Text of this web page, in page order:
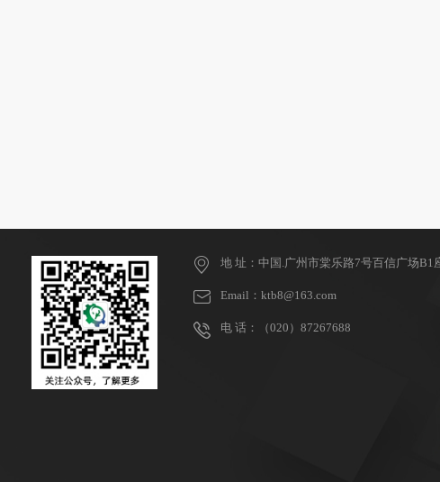
地 址：中国.广州市棠乐路7号百信广场B1
Email：ktb8@163.com
电 话：（020）87267688